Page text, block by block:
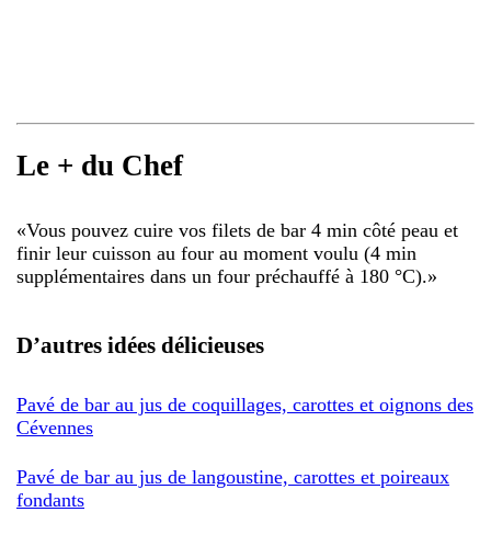
Le + du Chef
«Vous pouvez cuire vos filets de bar 4 min côté peau et
finir leur cuisson au four au moment voulu (4 min
supplémentaires dans un four préchauffé à 180 °C).»
D’autres idées délicieuses
Pavé de bar au jus de coquillages, carottes et oignons des
Cévennes
Pavé de bar au jus de langoustine, carottes et poireaux
fondants